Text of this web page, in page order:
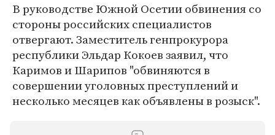
В руководстве Южной Осетии обвинения со
стороны российских специалистов
отвергают. Заместитель генпрокурора
республики Эльдар Кокоев заявил, что
Каримов и Шарипов "обвиняются в
совершении уголовных преступлений и
несколько месяцев как объявлены в розыск".